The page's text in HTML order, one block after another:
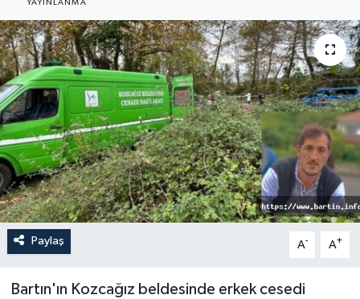
YAYINLANMA
Paylaş A- A+
Bartın'ın Kozcağız beldesinde erkek cesedi
Medya
Sağlık
Sinema
Sivil Toplum
Siyaset
Spor